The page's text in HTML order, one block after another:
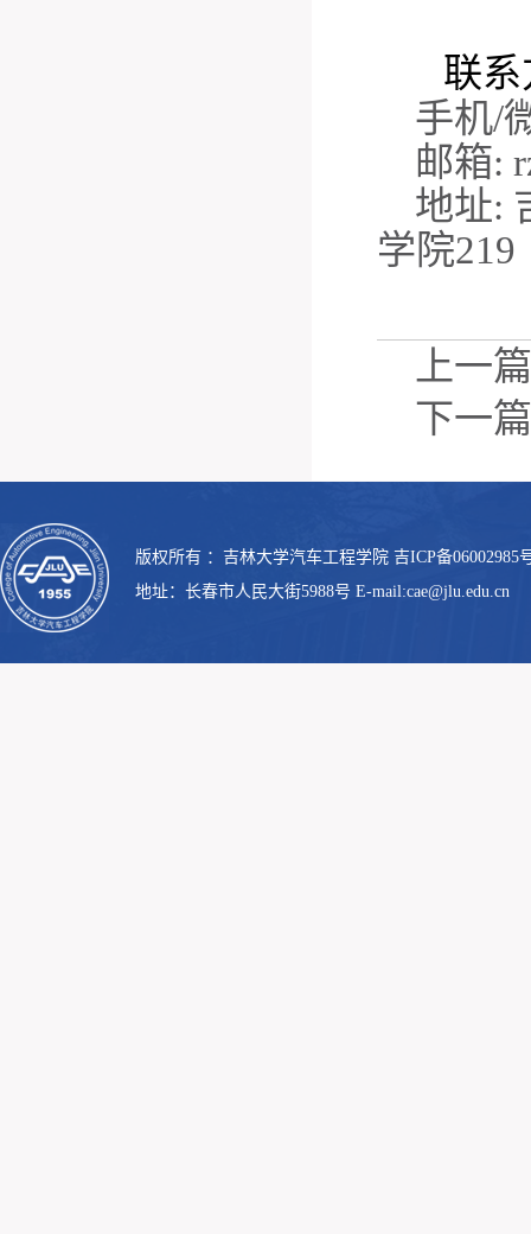
联系
手机/
邮箱:
地址:
学院219
上一
下一
版权所有 ：吉林大学汽车工程学院 吉ICP备06002985
地址：长春市人民大街5988号 E-mail:cae@jlu.edu.cn